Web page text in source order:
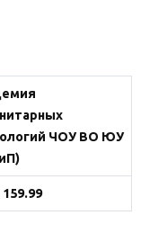
ЧОУ ВО ЮУ